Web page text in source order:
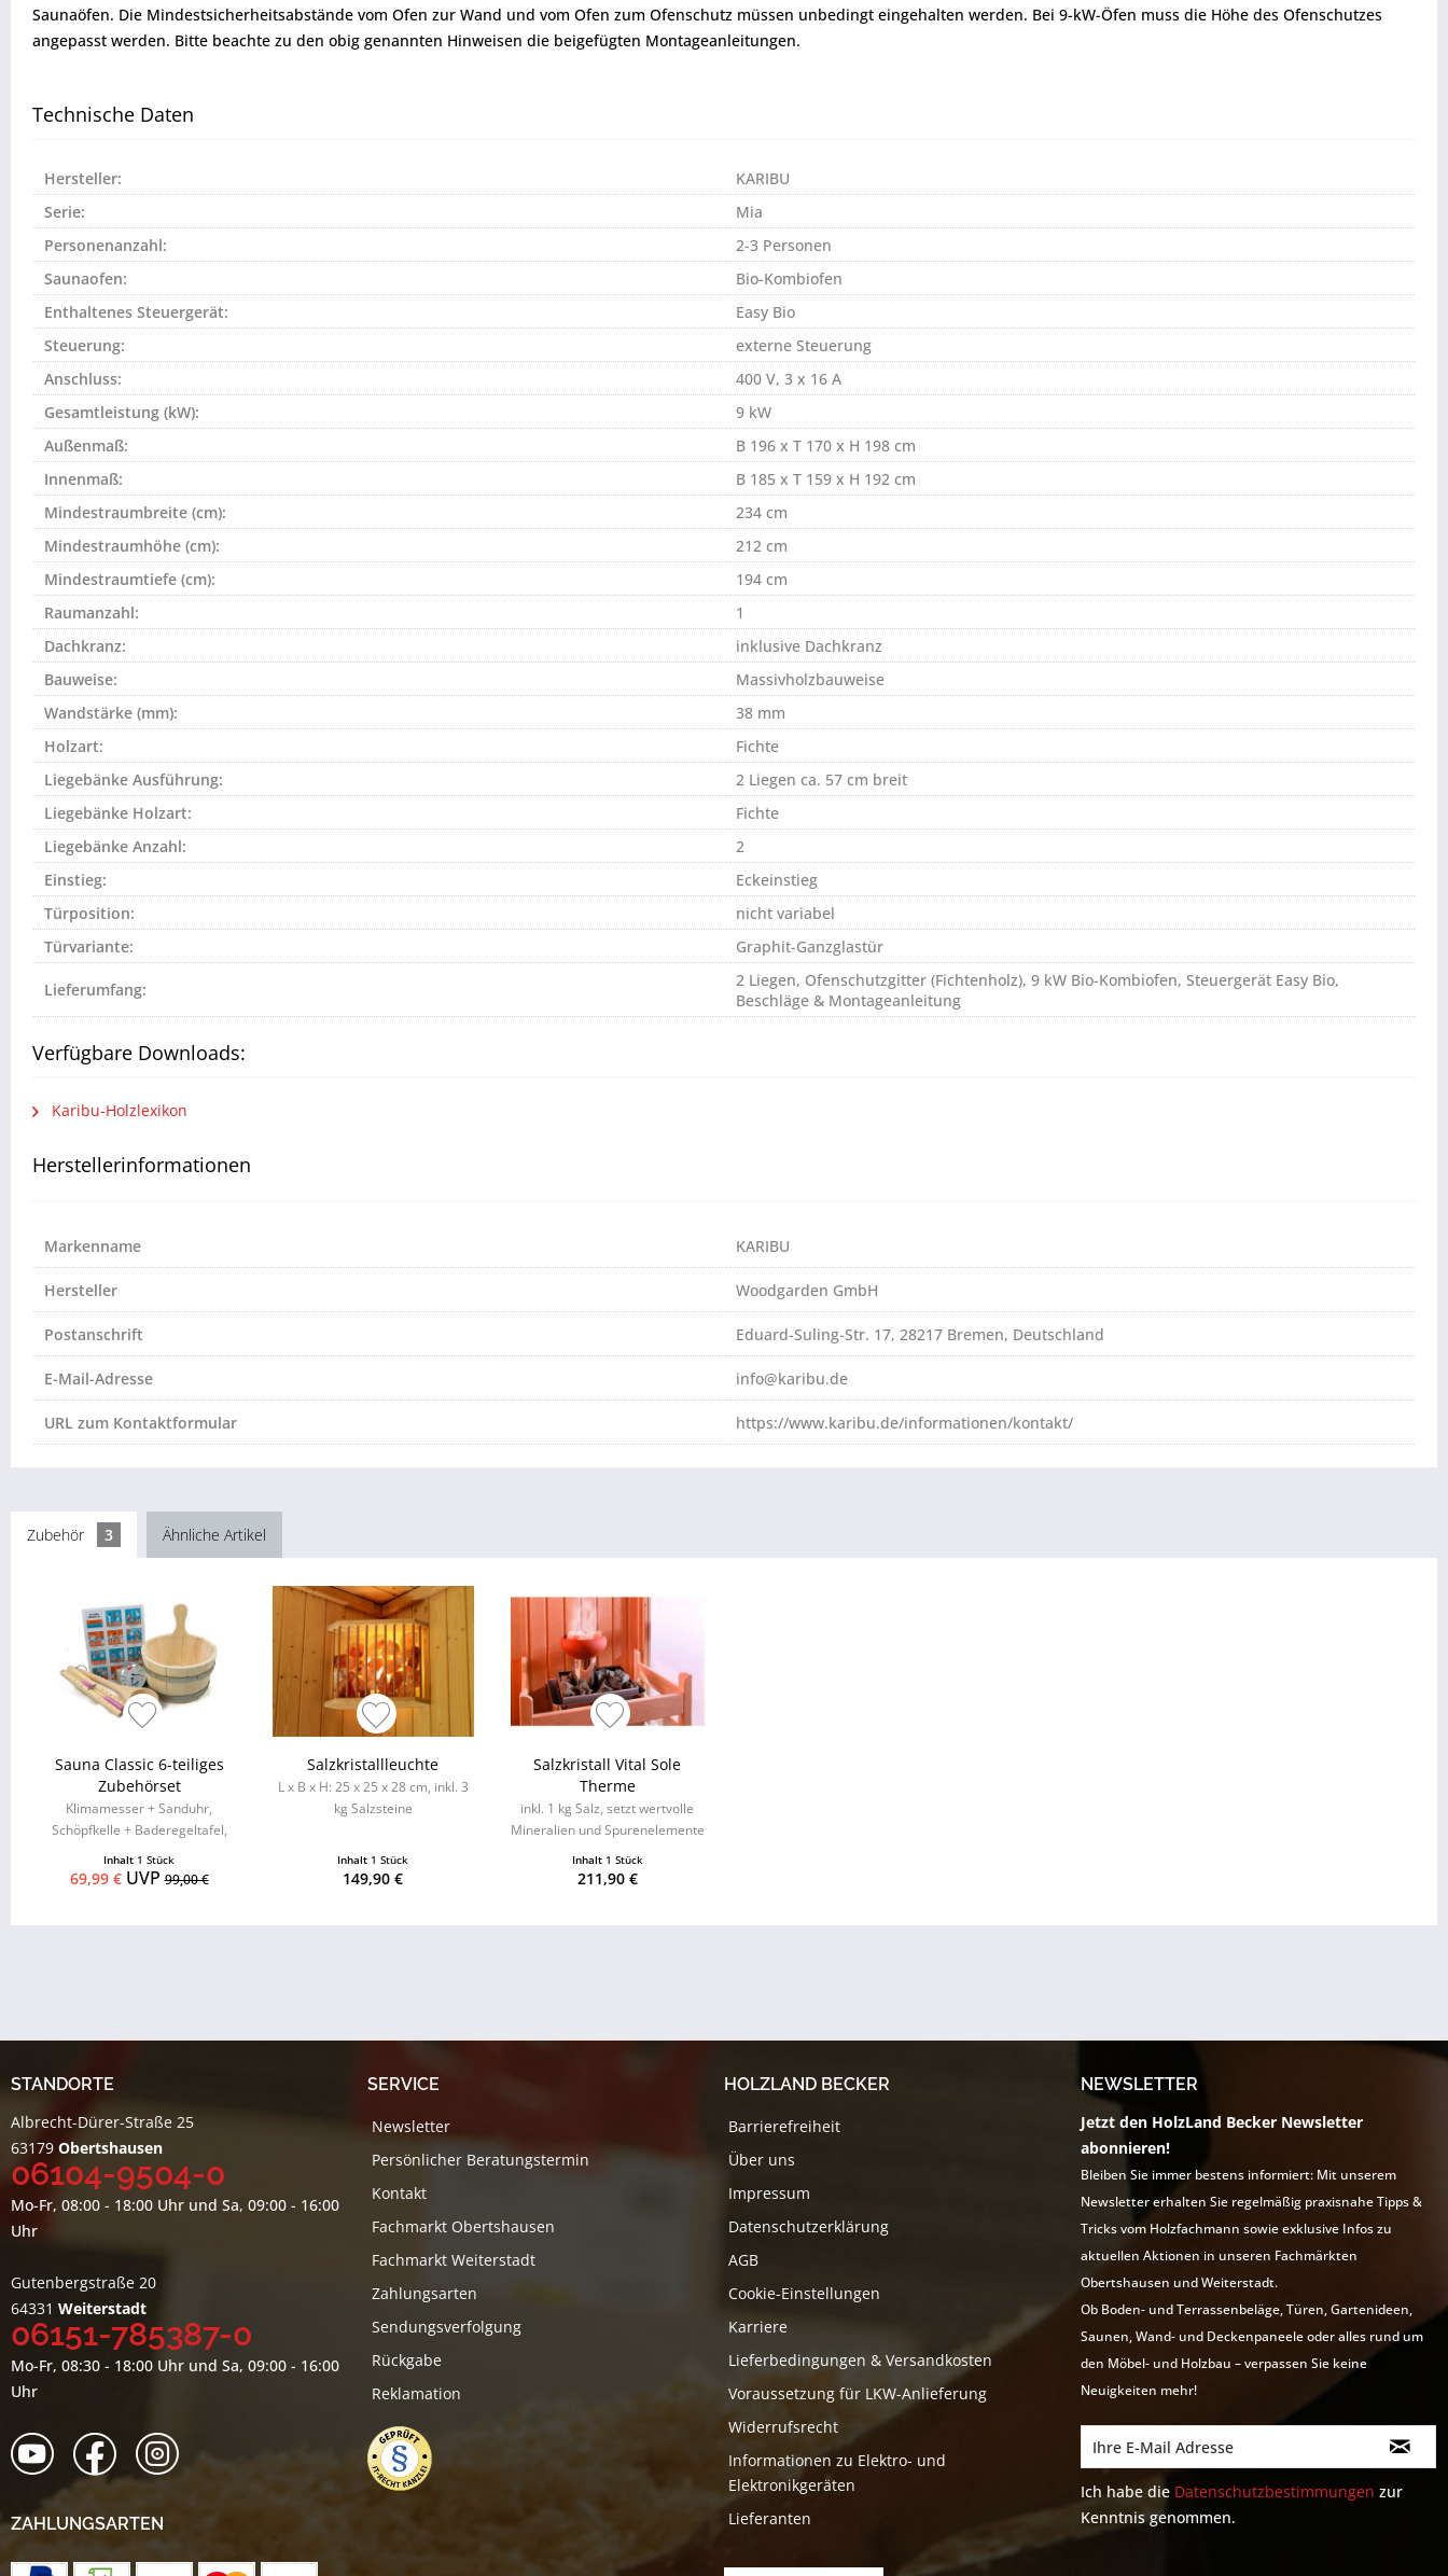
Saunaöfen. Die Mindestsicherheitsabstände vom Ofen zur Wand und vom Ofen zum Ofenschutz müssen unbedingt eingehalten werden. Bei 9-kW-Öfen muss die Höhe des Ofenschutzes
angepasst werden. Bitte beachte zu den obig genannten Hinweisen die beigefügten Montageanleitungen.
Technische Daten
Hersteller:
KARIBU
Serie:
Mia
Personenanzahl:
2-3 Personen
Saunaofen:
Bio-Kombiofen
Enthaltenes Steuergerät:
Easy Bio
Steuerung:
externe Steuerung
Anschluss:
400 V, 3 x 16 A
Gesamtleistung (kW):
9 kW
Außenmaß:
B 196 x T 170 x H 198 cm
Innenmaß:
B 185 x T 159 x H 192 cm
Mindestraumbreite (cm):
234 cm
Mindestraumhöhe (cm):
212 cm
Mindestraumtiefe (cm):
194 cm
Raumanzahl:
1
Dachkranz:
inklusive Dachkranz
Bauweise:
Massivholzbauweise
Wandstärke (mm):
38 mm
Holzart:
Fichte
Liegebänke Ausführung:
2 Liegen ca. 57 cm breit
Liegebänke Holzart:
Fichte
Liegebänke Anzahl:
2
Einstieg:
Eckeinstieg
Türposition:
nicht variabel
Türvariante:
Graphit-Ganzglastür
Lieferumfang:
2 Liegen, Ofenschutzgitter (Fichtenholz), 9 kW Bio-Kombiofen, Steuergerät Easy Bio,
Beschläge & Montageanleitung
Verfügbare Downloads:
Karibu-Holzlexikon
Herstellerinformationen
Markenname KARIBU
Hersteller Woodgarden GmbH
Postanschrift Eduard-Suling-Str. 17, 28217 Bremen, Deutschland
E-Mail-Adresse info@karibu.de
URL zum Kontaktformular https://www.karibu.de/informationen/kontakt/
Zubehör 3 Ähnliche Artikel
Sauna Classic 6-teiliges
Zubehörset
Klimamesser + Sanduhr,
Schöpfkelle + Baderegeltafel,
Kunststoffeinsatz
Inhalt 1 Stück
69,99 €UVP99,00 €
Salzkristallleuchte
L x B x H: 25 x 25 x 28 cm, inkl. 3
kg Salzsteine
Inhalt 1 Stück
149,90 €
Salzkristall Vital Sole
Therme
inkl. 1 kg Salz, setzt wertvolle
Mineralien und Spurenelemente
Inhalt 1 Stück
211,90 €
STANDORTE
Albrecht-Dürer-Straße 25
63179 Obertshausen
06104-9504-0
Mo-Fr, 08:00 - 18:00 Uhr und Sa, 09:00 - 16:00
Uhr
Gutenbergstraße 20
64331 Weiterstadt
06151-785387-0
Mo-Fr, 08:30 - 18:00 Uhr und Sa, 09:00 - 16:00
Uhr
ZAHLUNGSARTEN
SERVICE
Newsletter
Persönlicher Beratungstermin
Kontakt
Fachmarkt Obertshausen
Fachmarkt Weiterstadt
Zahlungsarten
Sendungsverfolgung
Rückgabe
Reklamation
HOLZLAND BECKER
Barrierefreiheit
Über uns
Impressum
Datenschutzerklärung
AGB
Cookie-Einstellungen
Karriere
Lieferbedingungen & Versandkosten
Voraussetzung für LKW-Anlieferung
Widerrufsrecht
Informationen zu Elektro- und
Elektronikgeräten
Lieferanten
NEWSLETTER
Jetzt den HolzLand Becker Newsletter
abonnieren!
Bleiben Sie immer bestens informiert: Mit unserem
Newsletter erhalten Sie regelmäßig praxisnahe Tipps &
Tricks vom Holzfachmann sowie exklusive Infos zu
aktuellen Aktionen in unseren Fachmärkten
Obertshausen und Weiterstadt.
Ob Boden- und Terrassenbeläge, Türen, Gartenideen,
Saunen, Wand- und Deckenpaneele oder alles rund um
den Möbel- und Holzbau – verpassen Sie keine
Neuigkeiten mehr!
Ich habe die Datenschutzbestimmungen zur
Kenntnis genommen.